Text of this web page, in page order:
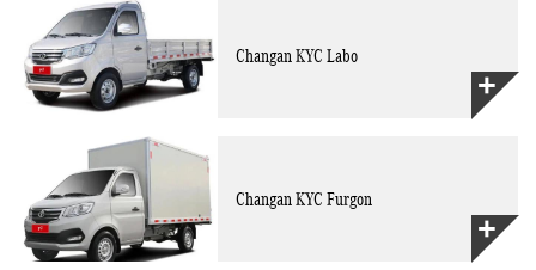
Changan KYC Labo
Changan KYC Furgon